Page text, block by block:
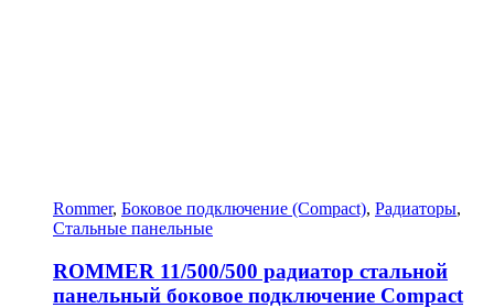
Rommer, Боковое подключение (Compact), Радиаторы,
Стальные панельные
ROMMER 11/500/500 радиатор стальной
панельный боковое подключение Compact